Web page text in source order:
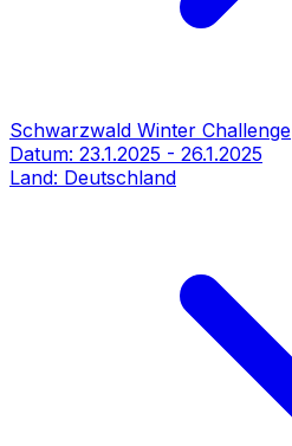
Schwarzwald Winter Challenge
Datum: 23.1.2025 - 26.1.2025
Land: Deutschland